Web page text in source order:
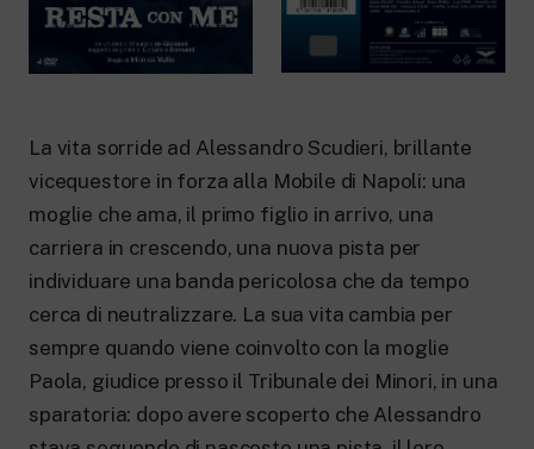
New 24 ore su 24: attualità, ultime notizie
e aggiornamenti.
Rai TgR
Approfondimenti culturali su Arte,
Letteratura, Storia e molto altro.
Rai Cultura
Per le scuole secondarie di I e II grado,
l’Università, i Docenti e l’istruzione degli
adulti.
Rai Scuola
La vita sorride ad Alessandro Scudieri, brillante
vicequestore in forza alla Mobile di Napoli: una
moglie che ama, il primo figlio in arrivo, una
carriera in crescendo, una nuova pista per
individuare una banda pericolosa che da tempo
cerca di neutralizzare. La sua vita cambia per
sempre quando viene coinvolto con la moglie
Paola, giudice presso il Tribunale dei Minori, in una
sparatoria: dopo avere scoperto che Alessandro